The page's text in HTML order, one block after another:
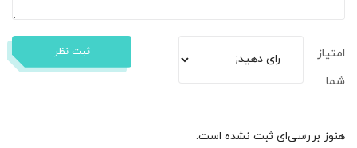
امتیاز
شما
ثبت نظر
هنوز بررسی‌ای ثبت نشده است.